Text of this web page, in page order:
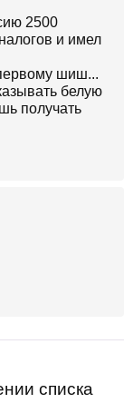
2500
и имел
шиш...
белую
получать
списка